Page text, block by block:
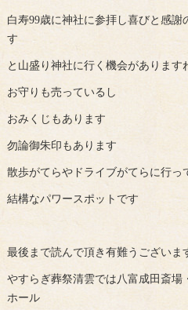
白寿99歳に神社に参拝し喜びと感謝
す
と山盛り神社に行く機会があります
お守りも売っているし
おみくじもあります
勿論御朱印もあります
散歩がてらやドライブがてらに行っ
結構なパワースポットです
最後まで読んで頂き有難うございま
やすらぎ葬祭清雲では八富成田斎場
ホール